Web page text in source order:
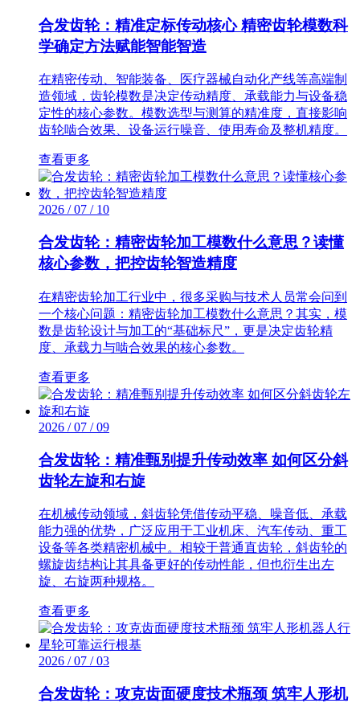
合发齿轮：精准定标传动核心 精密齿轮模数科
学确定方法赋能智能智造
在精密传动、智能装备、医疗器械自动化产线等高端制
造领域，齿轮模数是决定传动精度、承载能力与设备稳
定性的核心参数。模数选型与测算的精准度，直接影响
齿轮啮合效果、设备运行噪音、使用寿命及整机精度。
查看更多
2026 / 07 / 10
合发齿轮：精密齿轮加工模数什么意思？读懂
核心参数，把控齿轮智造精度
在精密齿轮加工行业中，很多采购与技术人员常会问到
一个核心问题：精密齿轮加工模数什么意思？其实，模
数是齿轮设计与加工的“基础标尺”，更是决定齿轮精
度、承载力与啮合效果的核心参数。
查看更多
2026 / 07 / 09
合发齿轮：精准甄别提升传动效率 如何区分斜
齿轮左旋和右旋
在机械传动领域，斜齿轮凭借传动平稳、噪音低、承载
能力强的优势，广泛应用于工业机床、汽车传动、重工
设备等各类精密机械中。相较于普通直齿轮，斜齿轮的
螺旋齿结构让其具备更好的传动性能，但也衍生出左
旋、右旋两种规格。
查看更多
2026 / 07 / 03
合发齿轮：攻克齿面硬度技术瓶颈 筑牢人形机